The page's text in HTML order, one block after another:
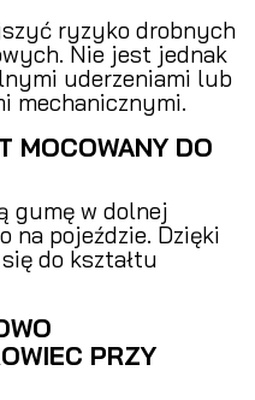
ryzyko drobnych
Nie jest jednak
uderzeniami lub
mechanicznymi.
MOCOWANY DO
gumę w dolnej
na pojeździe. Dzięki
do kształtu
PRZY